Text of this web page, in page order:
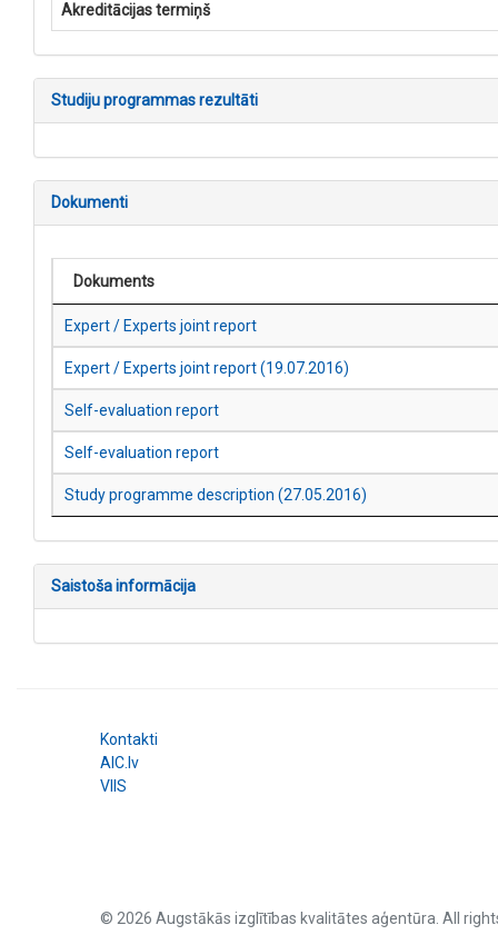
Akreditācijas termiņš
Studiju programmas rezultāti
Dokumenti
Dokuments
Expert / Experts joint report
Expert / Experts joint report (19.07.2016)
Self-evaluation report
Self-evaluation report
Study programme description (27.05.2016)
Saistoša informācija
Kontakti
AIC.lv
VIIS
© 2026 Augstākās izglītības kvalitātes aģentūra. All